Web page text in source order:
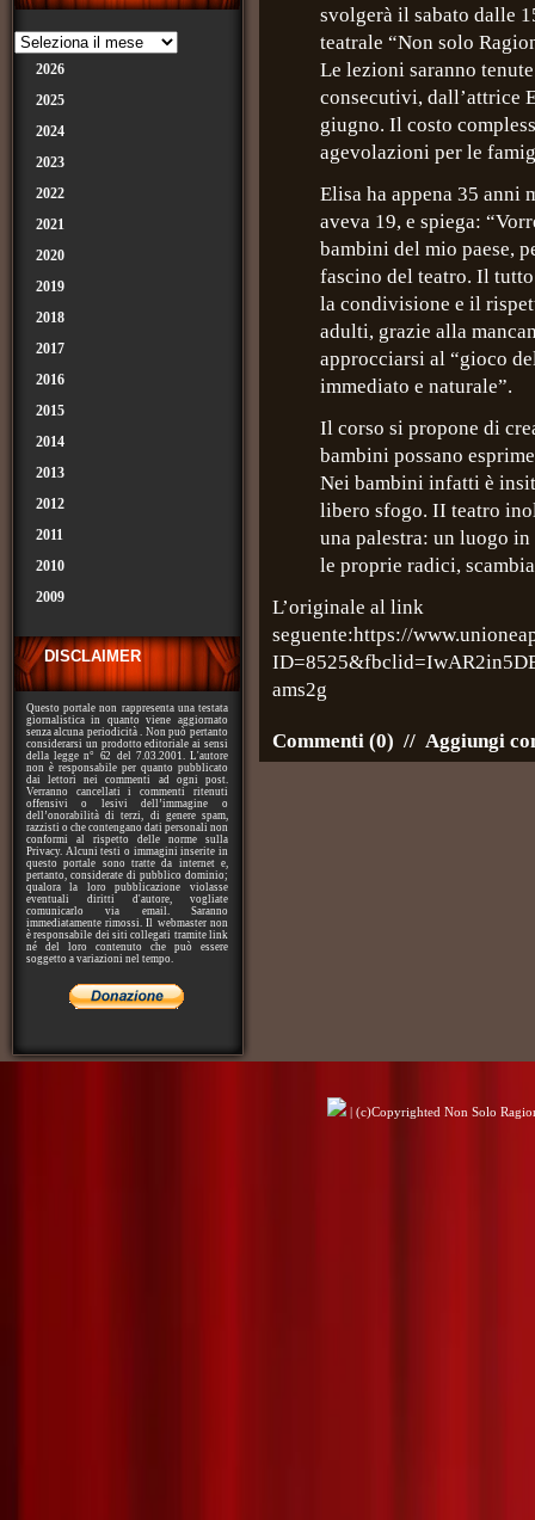
2026
2025
2024
2023
2022
2021
2020
2019
2018
2017
2016
2015
2014
2013
2012
2011
2010
2009
DISCLAIMER
Questo portale non rappresenta una testata
giornalistica in quanto viene aggiornato
senza alcuna periodicità . Non può pertanto
considerarsi un prodotto editoriale ai sensi
della legge n° 62 del 7.03.2001. L'autore
non è responsabile per quanto pubblicato
dai lettori nei commenti ad ogni post.
Verranno cancellati i commenti ritenuti
offensivi o lesivi dell’immagine o
dell’onorabilità di terzi, di genere spam,
razzisti o che contengano dati personali non
conformi al rispetto delle norme sulla
Privacy. Alcuni testi o immagini inserite in
questo portale sono tratte da internet e,
pertanto, considerate di pubblico dominio;
qualora la loro pubblicazione violasse
eventuali diritti d'autore, vogliate
comunicarlo via email. Saranno
immediatamente rimossi. Il webmaster non
è responsabile dei siti collegati tramite link
né del loro contenuto che può essere
soggetto a variazioni nel tempo.
svolgerà il sabato dalle
teatrale “Non solo
Le lezioni saranno
consecutivi, dall’attrice
giugno. Il costo
agevolazioni per le
Elisa ha appena 35 anni
aveva 19, e spiega:
bambini del mio paese,
fascino del teatro. Il
la condivisione e il
adulti, grazie alla
approcciarsi al “gioco
immediato e naturale”.
Il corso si propone di
bambini possano
Nei bambini infatti è
libero sfogo. II teatro
una palestra: un luogo
le proprie radici,
L’originale al link
seguente:https://
ams2g
Commenti (0) // Aggiungi
| (c)Copyrighted Non Solo